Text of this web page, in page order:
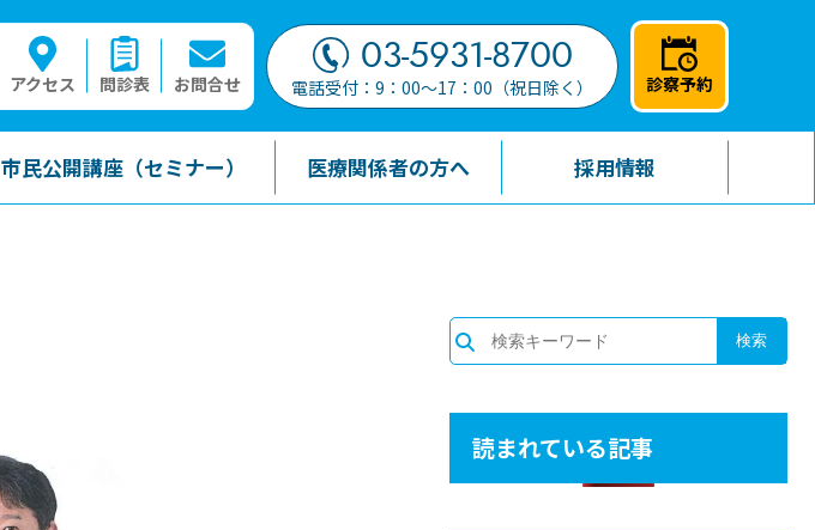
03-5931-8700
電話受付：9：00～17：00（祝日除く） 診察予約
アクセス 問診表 お問合せ
市民公開講座（セミナー） 医療関係者の方へ 採用情報
読まれている記事